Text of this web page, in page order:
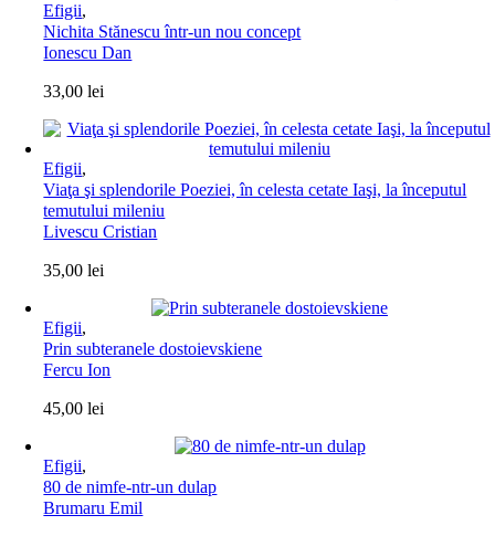
Efigii,
Nichita Stănescu într-un nou concept
Ionescu Dan
33,00lei
Efigii,
Viaţa şi splendorile Poeziei, în celesta cetate Iaşi, la începutul
temutului mileniu
Livescu Cristian
35,00lei
Efigii,
Prin subteranele dostoievskiene
Fercu Ion
45,00lei
Efigii,
80 de nimfe-ntr-un dulap
Brumaru Emil